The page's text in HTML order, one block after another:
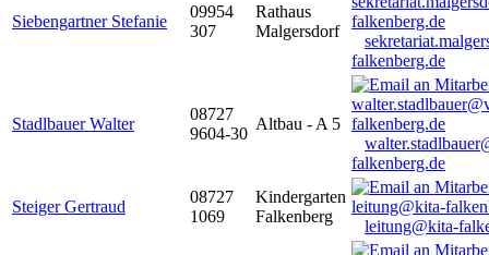
Siebengartner Stefanie
09954
307
Rathaus
Malgersdorf
falkenberg.de
Stadlbauer Walter
08727
9604-30
Altbau - A 5
falkenberg.de
Steiger Gertraud
08727
1069
Kindergarten
Falkenberg
leitung@kita-